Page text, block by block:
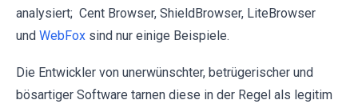
analysiert; Cent Browser, ShieldBrowser, LiteBrowser
und WebFox sind nur einige Beispiele.
Die Entwickler von unerwünschter, betrügerischer und
bösartiger Software tarnen diese in der Regel als legitim